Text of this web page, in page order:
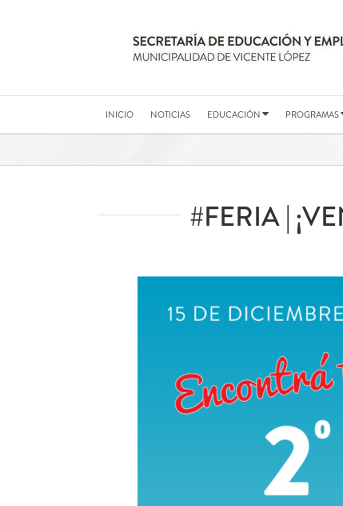
INICIO NOTICIAS EDUCACIÓN PROGRAMAS
#FERIA |